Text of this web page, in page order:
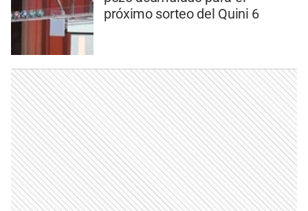
próximo sorteo del Quini 6